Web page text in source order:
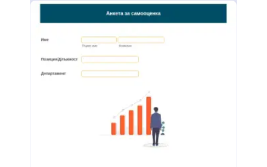
и пускане, да променяте цветовете,
шрифтовете и фона, без да е необходимо